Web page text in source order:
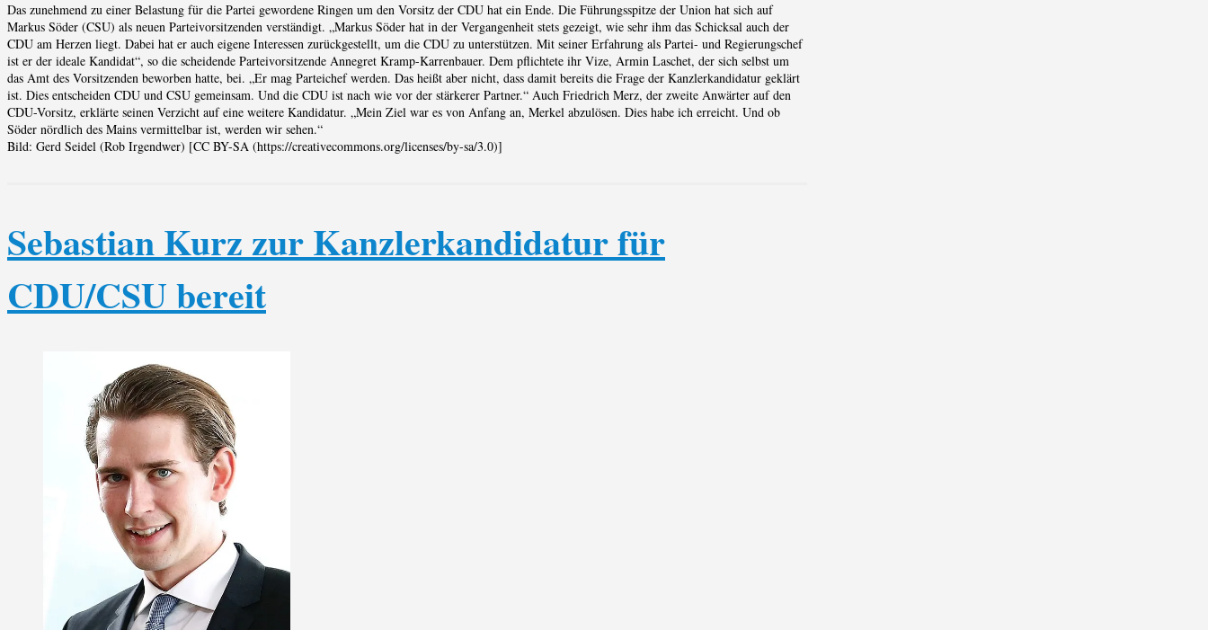
Das zunehmend zu einer Belastung für die Partei gewordene Ringen um den Vorsitz der CDU hat ein Ende. Die Führungsspitze der Union hat sich auf
Markus Söder (CSU) als neuen Parteivorsitzenden verständigt. „Markus Söder hat in der Vergangenheit stets gezeigt, wie sehr ihm das Schicksal auch der
CDU am Herzen liegt. Dabei hat er auch eigene Interessen zurückgestellt, um die CDU zu unterstützen. Mit seiner Erfahrung als Partei- und Regierungschef
ist er der ideale Kandidat“, so die scheidende Parteivorsitzende Annegret Kramp-Karrenbauer. Dem pflichtete ihr Vize, Armin Laschet, der sich selbst um
das Amt des Vorsitzenden beworben hatte, bei. „Er mag Parteichef werden. Das heißt aber nicht, dass damit bereits die Frage der Kanzlerkandidatur geklärt
ist. Dies entscheiden CDU und CSU gemeinsam. Und die CDU ist nach wie vor der stärkerer Partner.“ Auch Friedrich Merz, der zweite Anwärter auf den
CDU-Vorsitz, erklärte seinen Verzicht auf eine weitere Kandidatur. „Mein Ziel war es von Anfang an, Merkel abzulösen. Dies habe ich erreicht. Und ob
Söder nördlich des Mains vermittelbar ist, werden wir sehen.“
Bild: Gerd Seidel (Rob Irgendwer) [CC BY-SA (https://creativecommons.org/licenses/by-sa/3.0)]
Sebastian Kurz zur Kanzlerkandidatur für
CDU/CSU bereit